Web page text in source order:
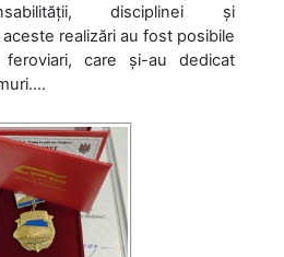
disciplinei și
realizări au fost posibile
care și-au dedicat